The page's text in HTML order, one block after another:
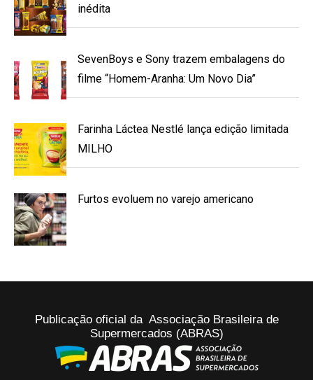
inédita
SevenBoys e Sony trazem embalagens do
filme “Homem-Aranha: Um Novo Dia”
Farinha Láctea Nestlé lança edição limitada
MILHO
Furtos evoluem no varejo americano
Publicação oficial da Associação Brasileira de
Supermercados (ABRAS)